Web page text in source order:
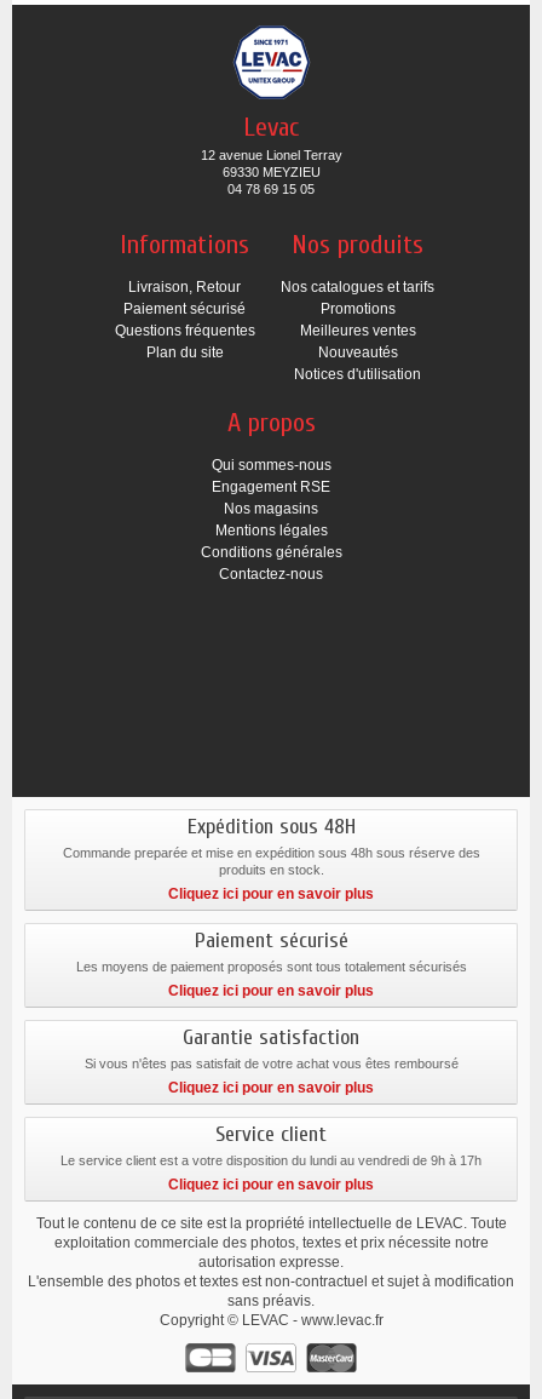
Levac
12 avenue Lionel Terray
69330 MEYZIEU
04 78 69 15 05
Informations
Livraison, Retour
Paiement sécurisé
Questions fréquentes
Plan du site
Nos produits
Nos catalogues et tarifs
Promotions
Meilleures ventes
Nouveautés
Notices d'utilisation
A propos
Qui sommes-nous
Engagement RSE
Nos magasins
Mentions légales
Conditions générales
Contactez-nous
Expédition sous 48H
Commande preparée et mise en expédition sous 48h sous réserve des
produits en stock.
Cliquez ici pour en savoir plus
Paiement sécurisé
Les moyens de paiement proposés sont tous totalement sécurisés
Cliquez ici pour en savoir plus
Garantie satisfaction
Si vous n'êtes pas satisfait de votre achat vous êtes remboursé
Cliquez ici pour en savoir plus
Service client
Le service client est a votre disposition du lundi au vendredi de 9h à 17h
Cliquez ici pour en savoir plus
Tout le contenu de ce site est la propriété intellectuelle de LEVAC. Toute
exploitation commerciale des photos, textes et prix nécessite notre
autorisation expresse.
L'ensemble des photos et textes est non-contractuel et sujet à modification
sans préavis.
Copyright © LEVAC - www.levac.fr